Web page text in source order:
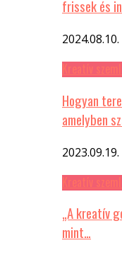
frissek és
2024.08.10.
Hogyan
amelyben
2023.09.19.
„A kreatív
mint…